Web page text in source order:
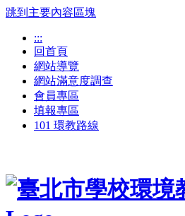
跳到主要內容區塊
:::
回首頁
網站導覽
網站滿意度調查
會員專區
填報專區
101 環教路線